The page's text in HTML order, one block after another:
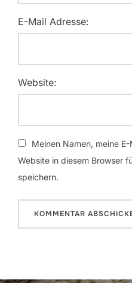
E-Mail Adresse:
Website:
Meinen Namen, meine
Website in diesem Browser
speichern.